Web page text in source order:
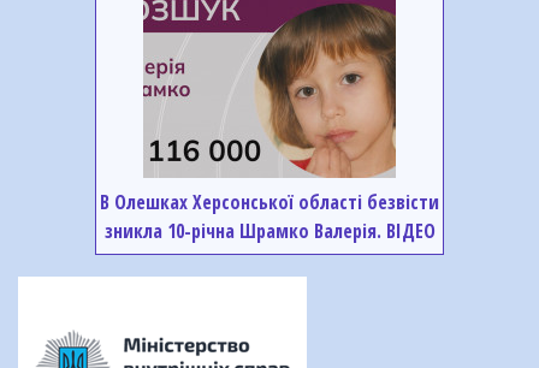
В Олешках Херсонської області безвісти
зникла 10-річна Шрамко Валерія. ВІДЕО